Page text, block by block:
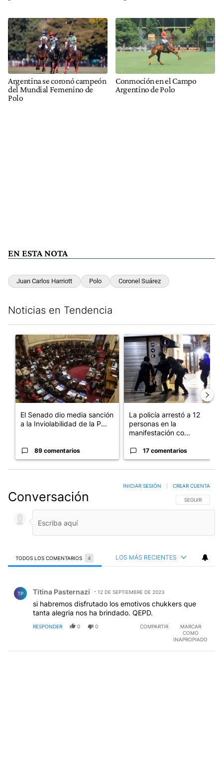
Argentina se coronó campeón
del Mundial Femenino de
Polo
Conmoción en el Campo
Argentino de Polo
EN ESTA NOTA
Juan Carlos Harriott Polo Coronel Suárez
Noticias en Tendencia
Un artículo de tendencia con el título "El Senado dio media
El Senado dio media sanción
a la Inviolabilidad de la P...
89 comentarios
Un artículo de tendencia con
La policía arrestó a 12
personas en la
manifestación co...
17 comentarios
Conversación SIGA ESTA
SEGUIR
INICIAR SESIÓN CREAR CUENTA
TODOS LOS COMENTARIOS 4 LOS MÁS RECIENTES
TP Titina Pasternazi 12 DE SEPTIEMBRE DE 2023
si habremos disfrutado los emotivos chukkers que
tanta alegria nos ha brindado. QEPD.
RESPONDER 0 0 COMPARTIR
MARCAR
COMO
INAPROPIADO